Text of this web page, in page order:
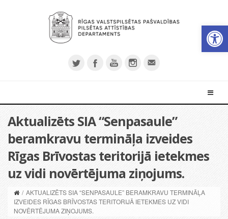
Aktualizēts SIA “Senpasaule”
beramkravu termināļa izveides
Rīgas Brīvostas teritorijā ietekmes
uz vidi novērtējuma ziņojums.
/ AKTUALIZĒTS SIA “SENPASAULE” BERAMKRAVU TERMINĀĻA
IZVEIDES RĪGAS BRĪVOSTAS TERITORIJĀ IETEKMES UZ VIDI
NOVĒRTĒJUMA ZIŅOJUMS.